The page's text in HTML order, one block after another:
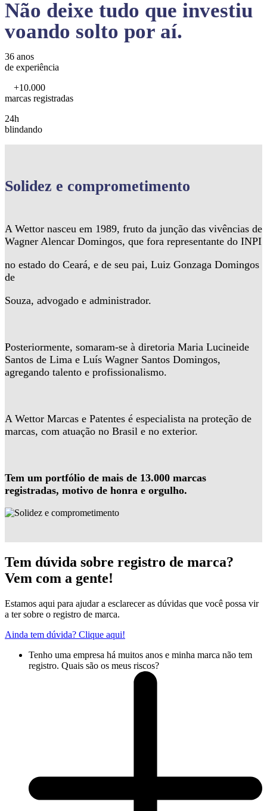
Não deixe tudo que investiu
voando solto por aí.
36 anos
de experiência
+10.000
marcas registradas
24h
blindando
Solidez e comprometimento
A Wettor nasceu em 1989, fruto da junção das vivências de
Wagner Alencar Domingos, que fora representante do INPI
no estado do Ceará, e de seu pai, Luiz Gonzaga Domingos
de
Souza, advogado e administrador.
Posteriormente, somaram-se à diretoria Maria Lucineide
Santos de Lima e Luís Wagner Santos Domingos,
agregando talento e profissionalismo.
A Wettor Marcas e Patentes é especialista na proteção de
marcas, com atuação no Brasil e no exterior.
Tem um portfólio de mais de 13.000 marcas
registradas, motivo de honra e orgulho.
Tem dúvida sobre registro de marca?
Vem com a gente!
Estamos aqui para ajudar a esclarecer as dúvidas que você possa vir
a ter sobre o registro de marca.
Ainda tem dúvida? Clique aqui!
Tenho uma empresa há muitos anos e minha marca não tem
registro. Quais são os meus riscos?